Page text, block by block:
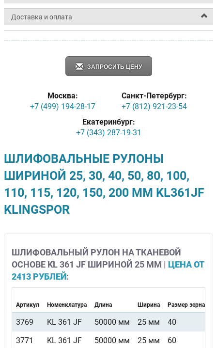
Доставка и оплата
ЗАПРОСИТЬ ЦЕНУ
Москва:
+7 (499) 194-28-17
Санкт-Петербург:
+7 (812) 921-23-54
Екатеринбург:
+7 (343) 287-19-31
ШЛИФОВАЛЬНЫЕ РУЛОНЫ
ШИРИНОЙ 25, 30, 40, 50, 80, 100,
110, 115, 120, 150, 200 ММ KL361JF
KLINGSPOR
ШЛИФОВАЛЬНЫЙ РУЛОН НА ТКАНЕВОЙ
ОСНОВЕ KL 361 JF ШИРИНОЙ 25 ММ | ЦЕНА ОТ
2413 РУБЛЕЙ:
Артикул Номенклатура Длина Ширина Размер зерна
3769 KL 361 JF 50000 мм 25 мм
40
3771
KL 361 JF 50000 мм 25 мм
60